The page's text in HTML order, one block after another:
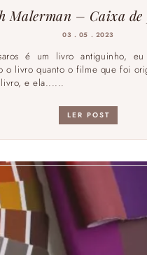
Malerman – Caixa de
03 . 05 . 2023
é um livro antiguinho,
o livro quanto o filme que foi
livro, e ela......
LER POST